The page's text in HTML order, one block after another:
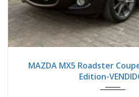
MAZDA MX5 Roadster
Edition-